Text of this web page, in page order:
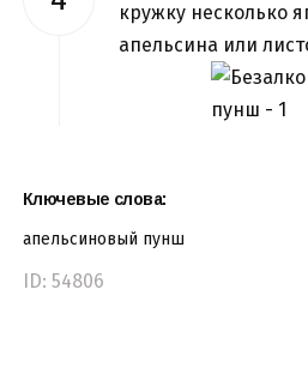
кружку несколько
апельсина или
Ключевые слова:
апельсиновый пунш
ID: 54806